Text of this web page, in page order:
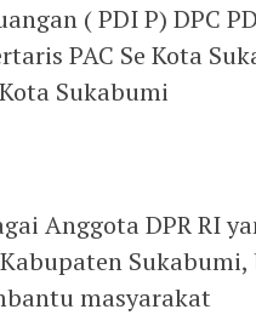
( PDI P) DPC
PAC Se Kota
Sukabumi
Anggota DPR RI
masyarakat